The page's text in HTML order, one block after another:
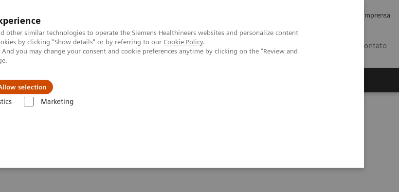
other similar technologies to operate the Siemens Healthineers websites and personalize content
by clicking "Show details" or by referring to our Cookie Policy.
you may change your consent and cookie preferences anytime by clicking on the "Review and
selection
Marketing
Imprensa
Contato
Serviços de pós-venda